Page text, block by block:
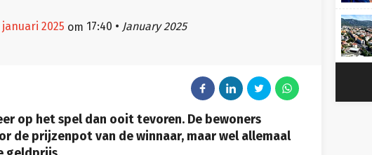
januari 2025 om 17:40 • January 2025
op het spel dan ooit tevoren. De bewoners
de prijzenpot van de winnaar, maar wel allemaal